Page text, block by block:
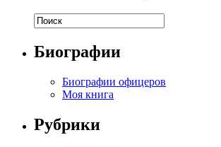
Биографии
Биографии офицеров
Моя книга
Рубрики